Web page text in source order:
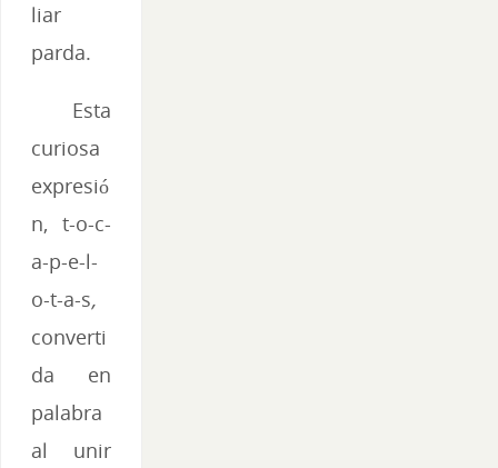
liar
parda.
Esta
curiosa
expresió
n, t-o-c-
a-p-e-l-
o-t-a-s,
converti
da en
palabra
al unir